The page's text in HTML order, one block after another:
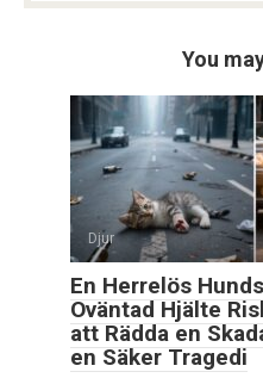
You
Djur
En Herrelös
Oväntad Hjälte
att Rädda en
en Säker Tragedi